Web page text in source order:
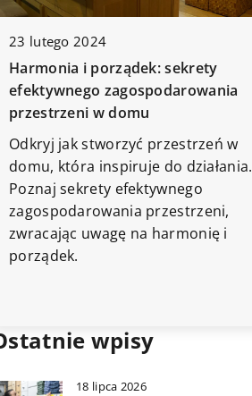
23 lutego 2024
Harmonia i porządek: sekrety
efektywnego zagospodarowania
przestrzeni w domu
Odkryj jak stworzyć przestrzeń w
domu, która inspiruje do działania.
Poznaj sekrety efektywnego
zagospodarowania przestrzeni,
zwracając uwagę na harmonię i
porządek.
wpisy
18 lipca 2026